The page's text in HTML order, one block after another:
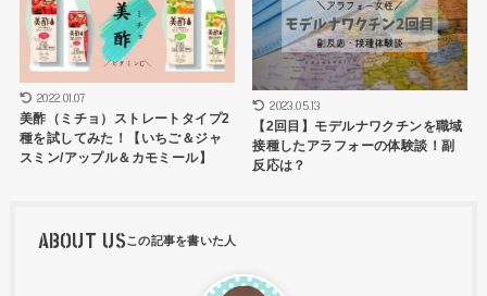
2022.01.07
美酢（ミチョ）ストレートタイプ2
種を試してみた！【いちご＆ジャ
スミン/アップル＆カモミール】
2023.05.13
【2回目】モデルナワクチンを職域
接種したアラフォーの体験談！副
反応は？
ABOUT US